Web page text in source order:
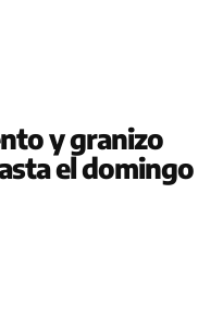
y granizo
el domingo